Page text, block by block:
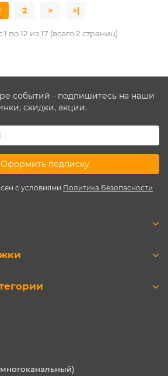
2 > >|
по 12 из 17 (всего 2 страниц)
событий - подпишитесь на наши
скидки, акции.
Оформить подписку
с условиями Политика Безопасности